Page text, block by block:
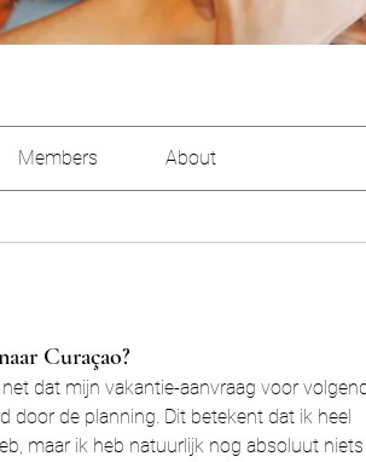
Members About
Curaçao?
dat mijn vakantie-aanvraag voor
door de planning. Dit betekent dat ik heel
maar ik heb natuurlijk nog absoluut niets